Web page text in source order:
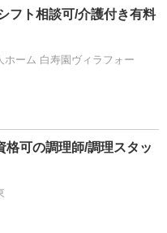
フト相談可/介護付き有料
ーム 白寿園ヴィラフォー
格可の調理師/調理スタッ